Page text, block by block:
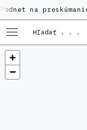
preskúmanie